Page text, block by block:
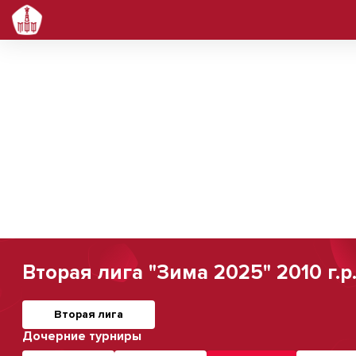
Вторая лига "Зима 2025" 2010 г.р.
Вторая лига
Дочерние турниры